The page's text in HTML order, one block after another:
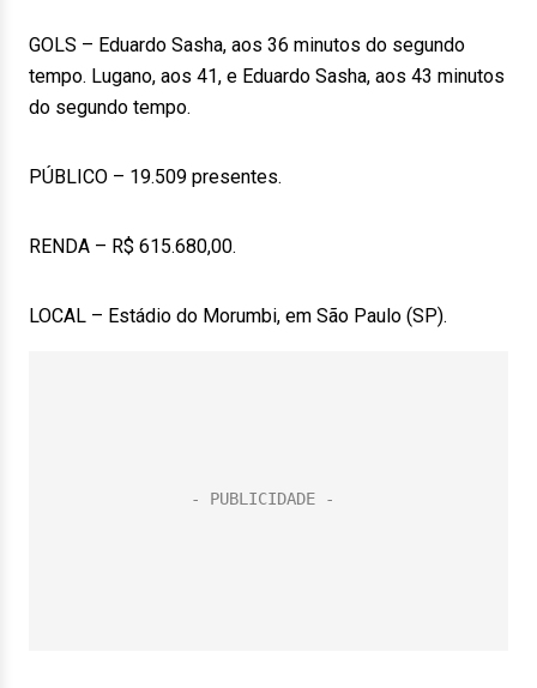
GOLS – Eduardo Sasha, aos 36 minutos do segundo
tempo. Lugano, aos 41, e Eduardo Sasha, aos 43 minutos
do segundo tempo.
PÚBLICO – 19.509 presentes.
RENDA – R$ 615.680,00.
LOCAL – Estádio do Morumbi, em São Paulo (SP).